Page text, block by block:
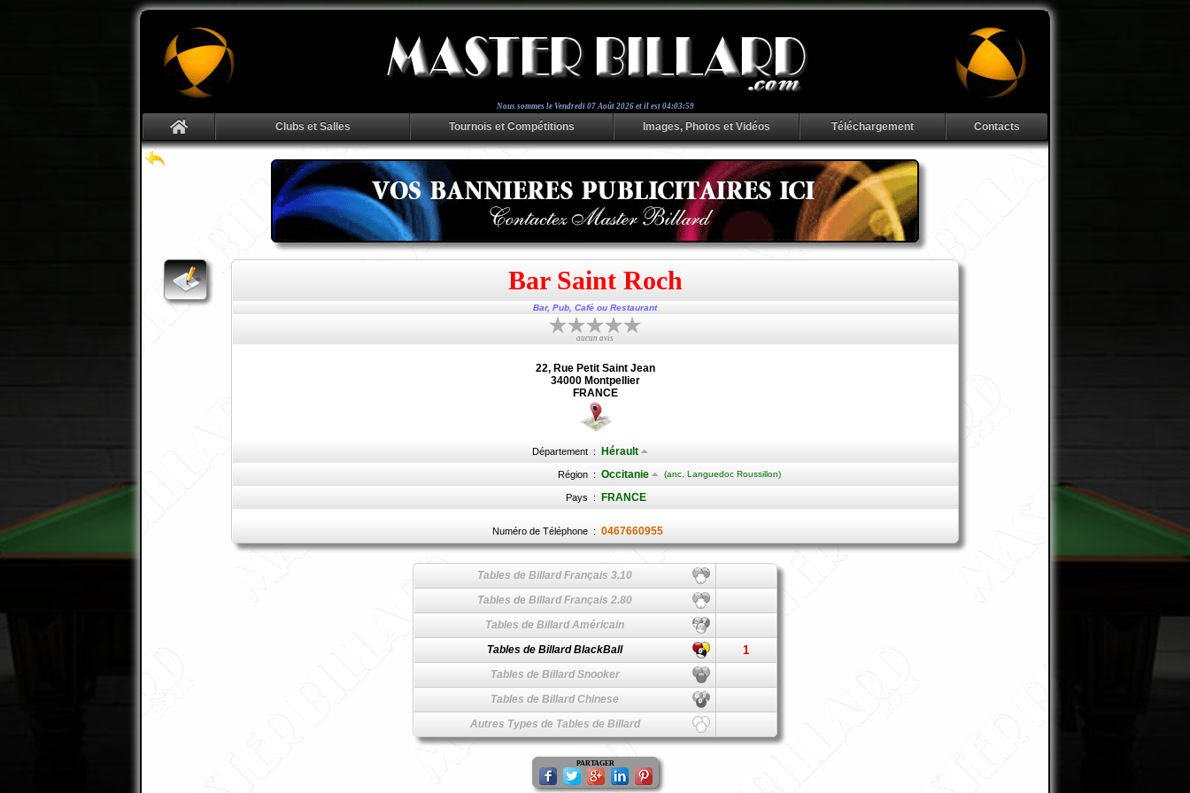
Nous sommes le Vendredi 07 Août 2026 et il est 04:03:59
Clubs et Salles Tournois et Compétitions Images, Photos et Vidéos Téléchargement Contacts
Bar Saint Roch
Bar, Pub, Café ou Restaurant
aucun avis
22, Rue Petit Saint Jean
34000 Montpellier
FRANCE
Département : Hérault
Région : Occitanie (anc. Languedoc Roussillon)
Pays : FRANCE
Numéro de Téléphone : 0467660955
Tables de Billard Français 3.10
Tables de Billard Français 2.80
Tables de Billard Américain
Tables de Billard BlackBall
1
Tables de Billard Snooker
Tables de Billard Chinese
Autres Types de Tables de Billard
PARTAGER